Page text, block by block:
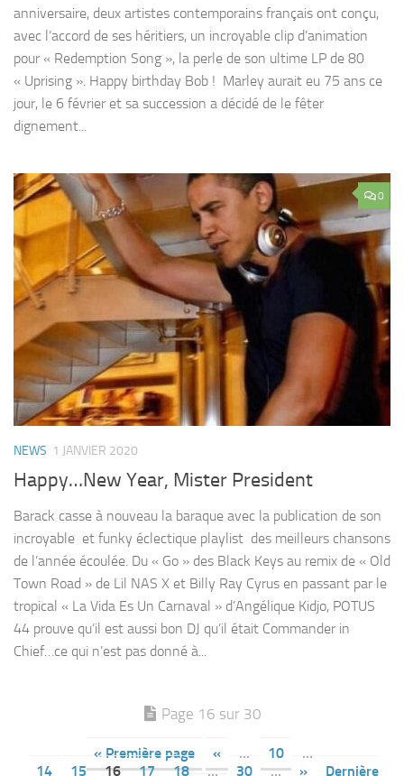
anniversaire, deux artistes contemporains français ont conçu,
avec l’accord de ses héritiers, un incroyable clip d’animation
pour « Redemption Song », la perle de son ultime LP de 80
« Uprising ». Happy birthday Bob ! Marley aurait eu 75 ans ce
jour, le 6 février et sa succession a décidé de le fêter
dignement...
0
NEWS 1 JANVIER 2020
Happy…New Year, Mister President
Barack casse à nouveau la baraque avec la publication de son
incroyable et funky éclectique playlist des meilleurs chansons
de l’année écoulée. Du « Go » des Black Keys au remix de « Old
Town Road » de Lil NAS X et Billy Ray Cyrus en passant par le
tropical « La Vida Es Un Carnaval » d’Angélique Kidjo, POTUS
44 prouve qu’il est aussi bon DJ qu’il était Commander in
Chief…ce qui n’est pas donné à...
Page 16 sur 30
« Première page « … 10
…
14
15 16 17 18 … 30 … » Dernière